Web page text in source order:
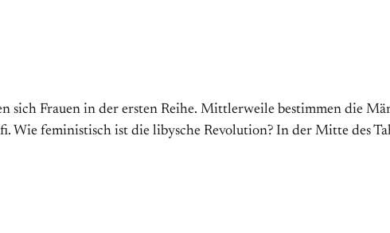
sich Frauen in der ersten Reihe. Mittlerweile bestimmen die
Wie feministisch ist die libysche Revolution? In der Mitte des